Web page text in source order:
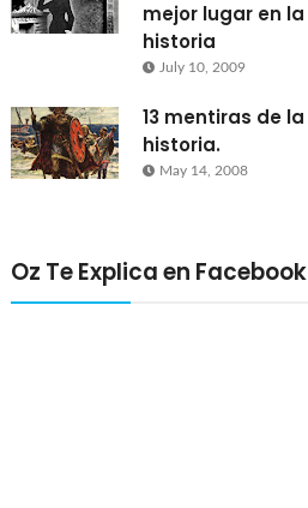
mejor lugar en la
historia
July 10, 2009
13 mentiras de la
historia.
May 14, 2008
Oz Te Explica en Facebook